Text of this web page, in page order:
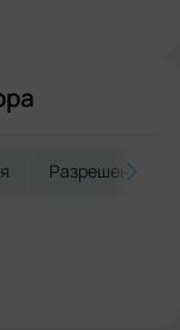
Разрешение и